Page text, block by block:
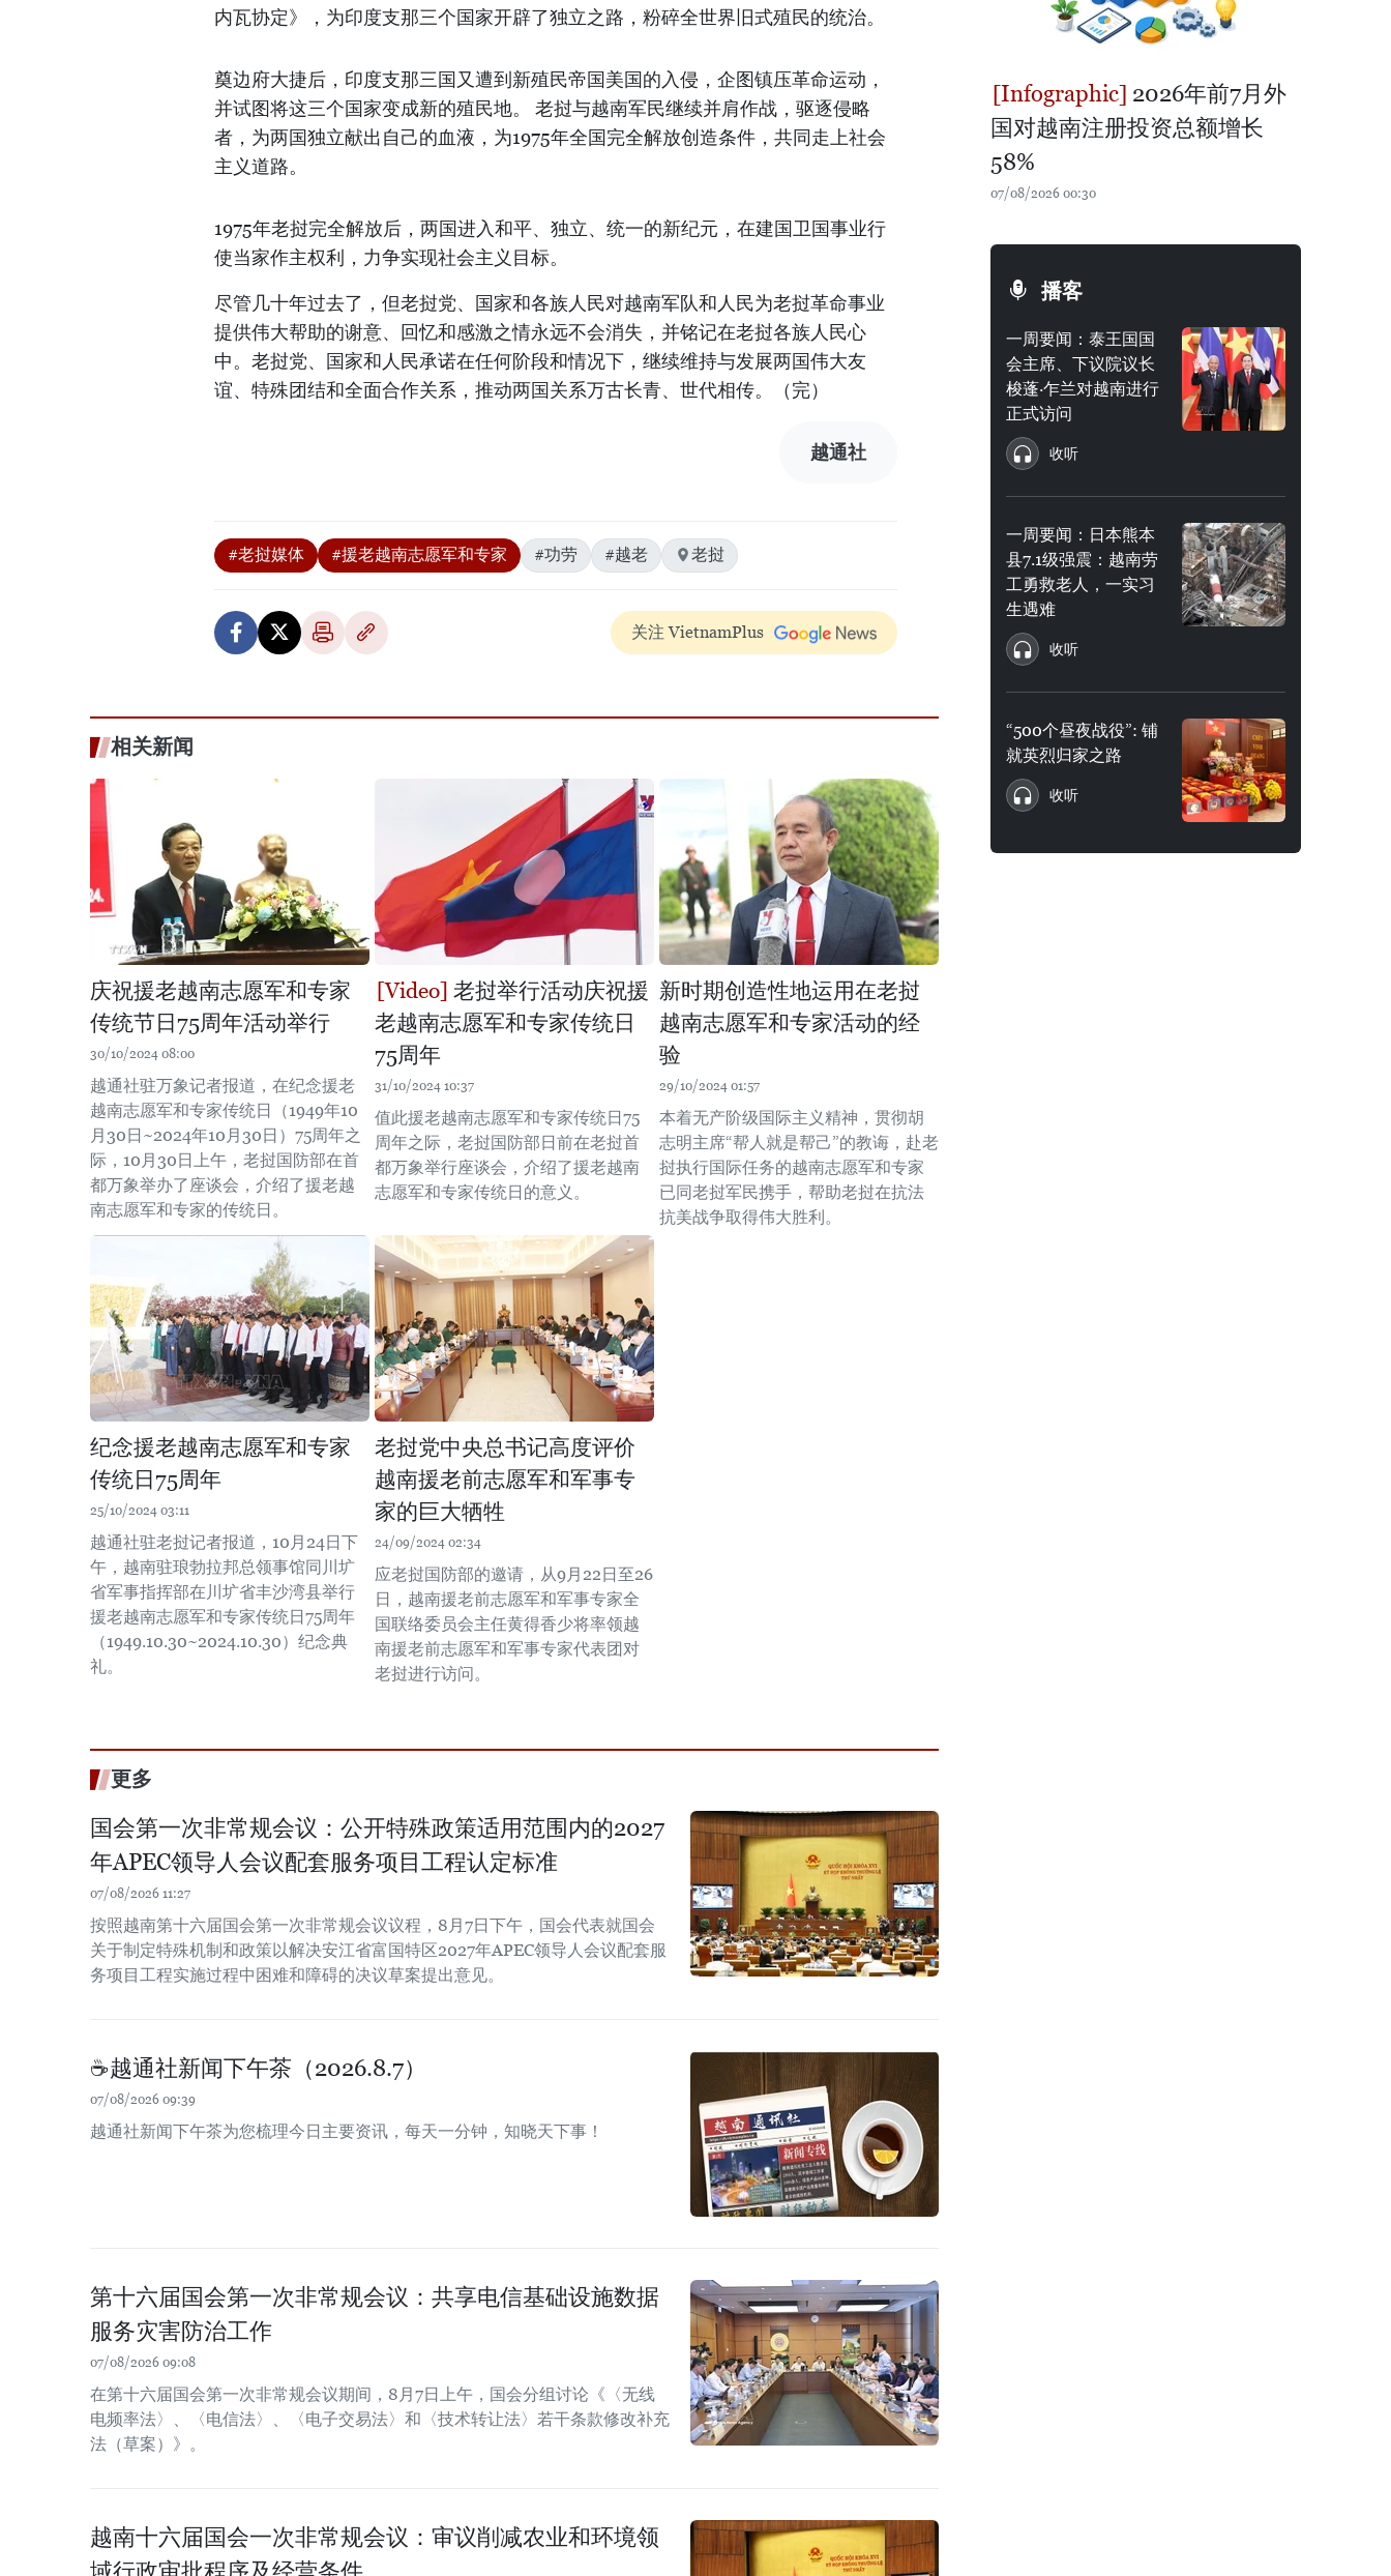
内瓦协定》，为印度支那三个国家开辟了独立之路，粉碎全世界旧式殖民的统治。
奠边府大捷后，印度支那三国又遭到新殖民帝国美国的入侵，企图镇压革命运动，
并试图将这三个国家变成新的殖民地。 老挝与越南军民继续并肩作战，驱逐侵略
者，为两国独立献出自己的血液，为1975年全国完全解放创造条件，共同走上社会
主义道路。
1975年老挝完全解放后，两国进入和平、独立、统一的新纪元，在建国卫国事业行
使当家作主权利，力争实现社会主义目标。
尽管几十年过去了，但老挝党、国家和各族人民对越南军队和人民为老挝革命事业
提供伟大帮助的谢意、回忆和感激之情永远不会消失，并铭记在老挝各族人民心
中。老挝党、国家和人民承诺在任何阶段和情况下，继续维持与发展两国伟大友
谊、特殊团结和全面合作关系，推动两国关系万古长青、世代相传。（完）
越通社
#老挝媒体 #援老越南志愿军和专家 #功劳 #越老 老挝
关注 VietnamPlus
相关新闻
庆祝援老越南志愿军和专家
传统节日75周年活动举行
30/10/2024 08:00
越通社驻万象记者报道，在纪念援老
越南志愿军和专家传统日（1949年10
月30日~2024年10月30日）75周年之
际，10月30日上午，老挝国防部在首
都万象举办了座谈会，介绍了援老越
南志愿军和专家的传统日。
老挝举行活动庆祝援
老越南志愿军和专家传统日
75周年
31/10/2024 10:37
值此援老越南志愿军和专家传统日75
周年之际，老挝国防部日前在老挝首
都万象举行座谈会，介绍了援老越南
志愿军和专家传统日的意义。
新时期创造性地运用在老挝
越南志愿军和专家活动的经
验
29/10/2024 01:57
本着无产阶级国际主义精神，贯彻胡
志明主席“帮人就是帮己”的教诲，赴老
挝执行国际任务的越南志愿军和专家
已同老挝军民携手，帮助老挝在抗法
抗美战争取得伟大胜利。
纪念援老越南志愿军和专家
传统日75周年
25/10/2024 03:11
越通社驻老挝记者报道，10月24日下
午，越南驻琅勃拉邦总领事馆同川圹
省军事指挥部在川圹省丰沙湾县举行
援老越南志愿军和专家传统日75周年
（1949.10.30~2024.10.30）纪念典
礼。
老挝党中央总书记高度评价
越南援老前志愿军和军事专
家的巨大牺牲
24/09/2024 02:34
应老挝国防部的邀请，从9月22日至26
日，越南援老前志愿军和军事专家全
国联络委员会主任黄得香少将率领越
南援老前志愿军和军事专家代表团对
老挝进行访问。
更多
国会第一次非常规会议：公开特殊政策适用范围内的2027
年APEC领导人会议配套服务项目工程认定标准
07/08/2026 11:27
按照越南第十六届国会第一次非常规会议议程，8月7日下午，国会代表就国会
关于制定特殊机制和政策以解决安江省富国特区2027年APEC领导人会议配套服
务项目工程实施过程中困难和障碍的决议草案提出意见。
☕️越通社新闻下午茶（2026.8.7）
07/08/2026 09:39
越通社新闻下午茶为您梳理今日主要资讯，每天一分钟，知晓天下事！
第十六届国会第一次非常规会议：共享电信基础设施数据
服务灾害防治工作
07/08/2026 09:08
在第十六届国会第一次非常规会议期间，8月7日上午，国会分组讨论《〈无线
电频率法〉、〈电信法〉、〈电子交易法〉和〈技术转让法〉若干条款修改补充
法（草案）》。
越南十六届国会一次非常规会议：审议削减农业和环境领
2026年前7月外
国对越南注册投资总额增长
58%
07/08/2026 00:30
播客
一周要闻：泰王国国
会主席、下议院议长
梭蓬·乍兰对越南进行
正式访问
收听
一周要闻：日本熊本
县7.1级强震：越南劳
工勇救老人，一实习
生遇难
收听
“500个昼夜战役”: 铺
就英烈归家之路
收听